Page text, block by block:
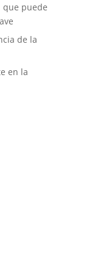
que puede
de la
en la